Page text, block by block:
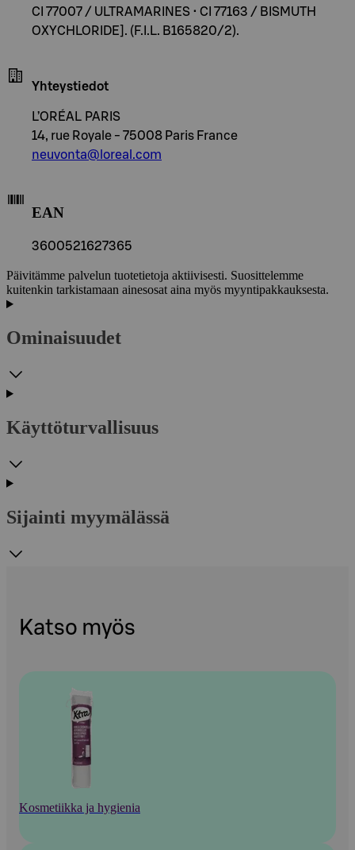
CI 77007 / ULTRAMARINES • CI 77163 / BISMUTH
OXYCHLORIDE]. (F.I.L. B165820/2).
Yhteystiedot
L’ORÉAL PARIS
14, rue Royale - 75008 Paris France
neuvonta@loreal.com
EAN
3600521627365
Päivitämme palvelun tuotetietoja aktiivisesti. Suosittelemme
kuitenkin tarkistamaan ainesosat aina myös myyntipakkauksesta.
Ominaisuudet
Käyttöturvallisuus
Sijainti myymälässä
Katso myös
Kosmetiikka ja hygienia